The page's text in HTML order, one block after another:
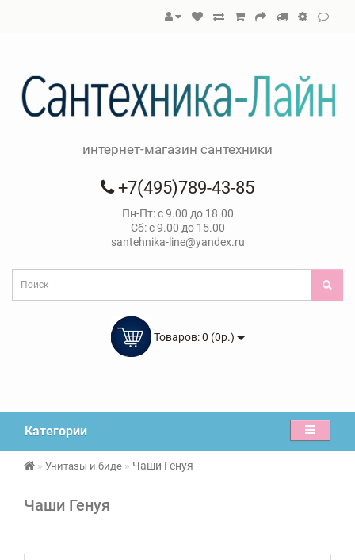
интернет-магазин сантехники
+7(495)789-43-85
Пн-Пт: с 9.00 до 18.00
Сб: с 9.00 до 15.00
santehnika-line@yandex.ru
Товаров: 0 (0р.)
Категории
Унитазы и биде Чаши Генуя
Чаши Генуя